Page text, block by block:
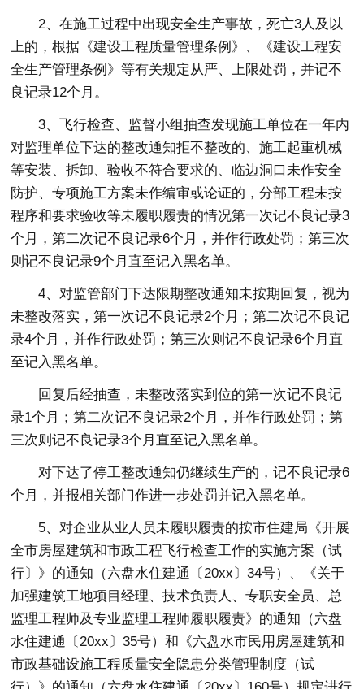
2、在施工过程中出现安全生产事故，死亡3人及以
上的，根据《建设工程质量管理条例》、《建设工程安
全生产管理条例》等有关规定从严、上限处罚，并记不
良记录12个月。
3、飞行检查、监督小组抽查发现施工单位在一年内
对监理单位下达的整改通知拒不整改的、施工起重机械
等安装、拆卸、验收不符合要求的、临边洞口未作安全
防护、专项施工方案未作编审或论证的，分部工程未按
程序和要求验收等未履职履责的情况第一次记不良记录3
个月，第二次记不良记录6个月，并作行政处罚；第三次
则记不良记录9个月直至记入黑名单。
4、对监管部门下达限期整改通知未按期回复，视为
未整改落实，第一次记不良记录2个月；第二次记不良记
录4个月，并作行政处罚；第三次则记不良记录6个月直
至记入黑名单。
回复后经抽查，未整改落实到位的第一次记不良记
录1个月；第二次记不良记录2个月，并作行政处罚；第
三次则记不良记录3个月直至记入黑名单。
对下达了停工整改通知仍继续生产的，记不良记录6
个月，并报相关部门作进一步处罚并记入黑名单。
5、对企业从业人员未履职履责的按市住建局《开展
全市房屋建筑和市政工程飞行检查工作的实施方案（试
行〕》的通知（六盘水住建通〔20xx〕34号）、《关于
加强建筑工地项目经理、技术负责人、专职安全员、总
监理工程师及专业监理工程师履职履责》的通知（六盘
水住建通〔20xx〕35号）和《六盘水市民用房屋建筑和
市政基础设施工程质量安全隐患分类管理制度（试